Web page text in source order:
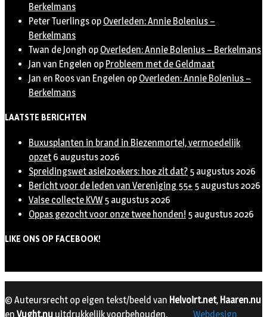
Berkelmans
Peter Tuerlings op Overleden: Annie Bolenius –
Berkelmans
Twan de Jongh op Overleden: Annie Bolenius – Berkelmans
Jan van Engelen op Probleem met de Geldmaat
Jan en Roos van Engelen op Overleden: Annie Bolenius –
Berkelmans
LAATSTE BERICHTEN
Buxusplanten in brand in Biezenmortel, vermoedelijk
opzet 6 augustus 2026
Spreidingswet asielzoekers: hoe zit dat? 5 augustus 2026
Bericht voor de leden van Vereniging 55+ 5 augustus 2026
Valse collecte KVW 5 augustus 2026
Oppas gezocht voor onze twee honden! 5 augustus 2026
LIKE ONS OP FACEBOOK!
© Auteursrecht op eigen tekst/beeld van Helvoirt.net, Haaren.nu
en Vught.nu uitdrukkelijk voorbehouden. Webdesign